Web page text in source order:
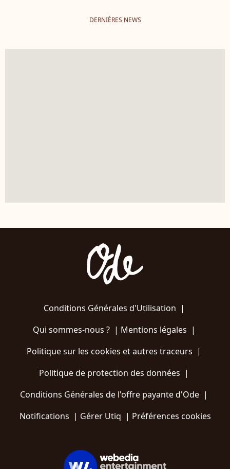
DERNIÈRES NEWS
Conditions Générales d'Utilisation |
Qui sommes-nous ?| Mentions légales |
Politique sur les cookies et autres traceurs |
Politique de protection des données |
Conditions Générales de l'offre payante d'Ode |
Notifications | Gérer Utiq | Préférences cookies